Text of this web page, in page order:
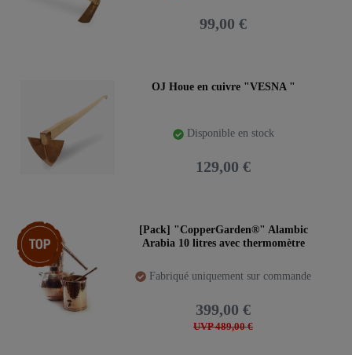
99,00 €
OJ Houe en cuivre "VESNA "
Disponible en stock
129,00 €
Pack d’articles
[Pack] "CopperGarden®" Alambic
Arabia 10 litres avec thermomètre
Fabriqué uniquement sur commande
UVP 489,00 €
399,00 €